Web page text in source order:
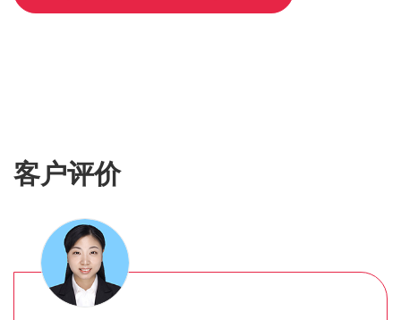
客户评价